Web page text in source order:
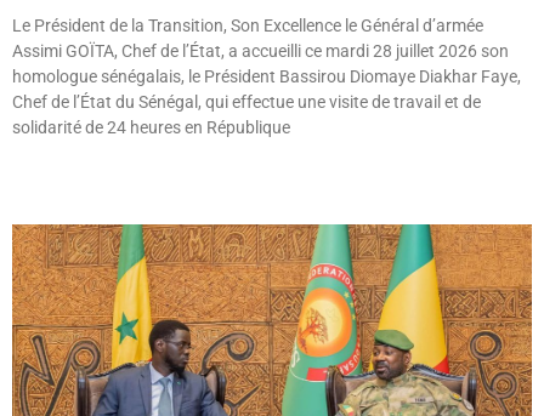
Le Président de la Transition, Son Excellence le Général d’armée
Assimi GOÏTA, Chef de l’État, a accueilli ce mardi 28 juillet 2026 son
homologue sénégalais, le Président Bassirou Diomaye Diakhar Faye,
Chef de l’État du Sénégal, qui effectue une visite de travail et de
solidarité de 24 heures en République